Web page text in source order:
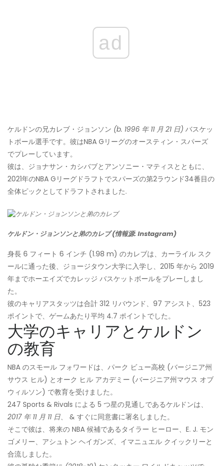
ad
ケルドンの兄カレブ・ジョンソン (b. 1996 年 11 月 21 日) バスケッ
トボール選手です。彼はNBA Gリーグのオースティン・スパーズ
でプレーしています。
彼は、ジョナサン・カシバブとアンソニー・マティスとともに、
2021年のNBA Gリーグドラフトでスパーズの第2ラウンド34番目の
全体ピックとしてドラフトされました.
ケルドン・ジョンソンと弟のカレブ (情報源: Instagram)
身長 6 フィート 6 インチ (1.98 m) のカレブは、カーライル スク
ールに通った後、ジョージタウン大学に入学し、2015 年から 2019
年までホーエイズでカレッジ バスケットボールをプレーしまし
た。
彼のキャリアスタッツは合計 312 リバウンド、97 アシスト、523
ポイントで、ゲームあたり平均 4.7 ポイントでした。
大学のキャリアとケルドン
の教育
NBA のスモール フォワードは、パーク ビュー高校 (バージニア州
サウス ヒル) とオーク ヒル アカデミー (バージニア州マウス オブ
ウィルソン) で教育を受けました。
247 Sports & Rivals による 5 つ星の見通しであるケルドンは、
2017 年 11 月 11 日、
& すぐに同意書に署名しました。
そこで彼は、将来の NBA 候補であるタイラー ヒーロー、E. J. モン
ゴメリー、アシュトン ヘイガンズ、イマニュエル クイックリーと
合流しました。